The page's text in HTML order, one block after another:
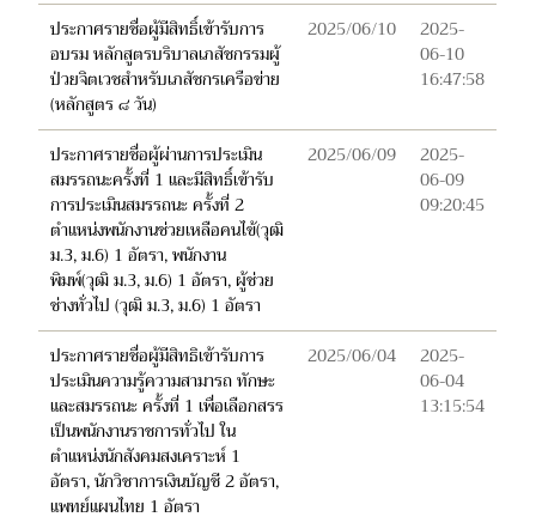
ประกาศรายชื่อผู้มีสิทธิ์เข้ารับการ
อบรม หลักสูตรบริบาลเภสัชกรรมผู้
ป่วยจิตเวชสำหรับเภสัชกรเครือข่าย
(หลักสูตร ๘ วัน)
2025/06/10
2025-
06-10
16:47:58
ประกาศรายชื่อผู้ผ่านการประเมิน
สมรรถนะครั้งที่ 1 และมีสิทธิ์เข้ารับ
การประเมินสมรรถนะ ครั้งที่ 2
ตำแหน่งพนักงานช่วยเหลือคนไข้(วุฒิ
ม.3, ม.6) 1 อัตรา, พนักงาน
พิมพ์(วุฒิ ม.3, ม.6) 1 อัตรา, ผู้ช่วย
ช่างทั่วไป (วุฒิ ม.3, ม.6) 1 อัตรา
2025/06/09
2025-
06-09
09:20:45
ประกาศรายชื่อผู้มีสิทธิเข้ารับการ
ประเมินความรู้ความสามารถ ทักษะ
และสมรรถนะ ครั้งที่ 1 เพื่อเลือกสรร
เป็นพนักงานราชการทั่วไป ใน
ตำแหน่งนักสังคมสงเคราะห์ 1
อัตรา, นักวิชาการเงินบัญชี 2 อัตรา,
แพทย์แผนไทย 1 อัตรา
2025/06/04
2025-
06-04
13:15:54